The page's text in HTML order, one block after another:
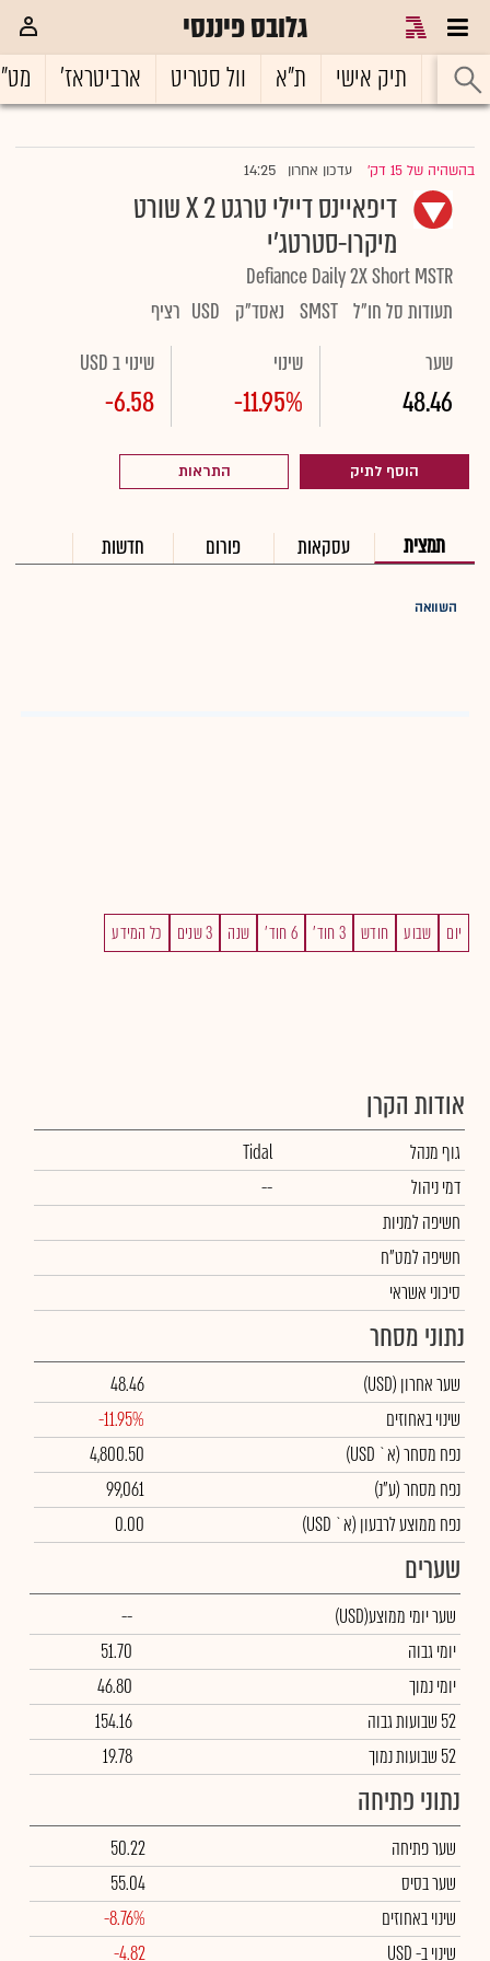
גלובס פיננסי
ראשי תיק אישי ת"א וול סטריט ארביטראז'
בהשהיה של 15 דק' |עדכון אחרון 14:25
דיפאיינס דיילי טרגט 2 X שורט
מיקרו-סטרטג'י
Defiance Daily 2X Short MSTR
תעודות סל חו"ל SMST נאסד"ק USD רציף
שער
48.46
שינוי
-11.95%
שינוי ב USD
-6.58
הוסף לתיק התראות
תמצית עסקאות פורום חדשות
השוואה
יום שבוע חודש 3 חוד' 6 חוד' שנה 3 שנים כל המידע
אודות הקרן
גוף מנהל
Tidal
דמי ניהול
--
חשיפה למניות
חשיפה למט"ח
סיכוני אשראי
נתוני מסחר
שער אחרון (USD)
48.46
שינוי באחוזים
-11.95%
נפח מסחר(א` USD)
4,800.50
נפח מסחר(ע"נ)
99,061
נפח ממוצע לרבעון (א` USD)
0.00
שערים
שער יומי ממוצע(USD)
--
יומי גבוה
51.70
יומי נמוך
46.80
52 שבועות גבוה
154.16
52 שבועות נמוך
19.78
נתוני פתיחה
שער פתיחה
50.22
שער בסיס
55.04
שינוי באחוזים
-8.76%
שינויב- USD -4.82